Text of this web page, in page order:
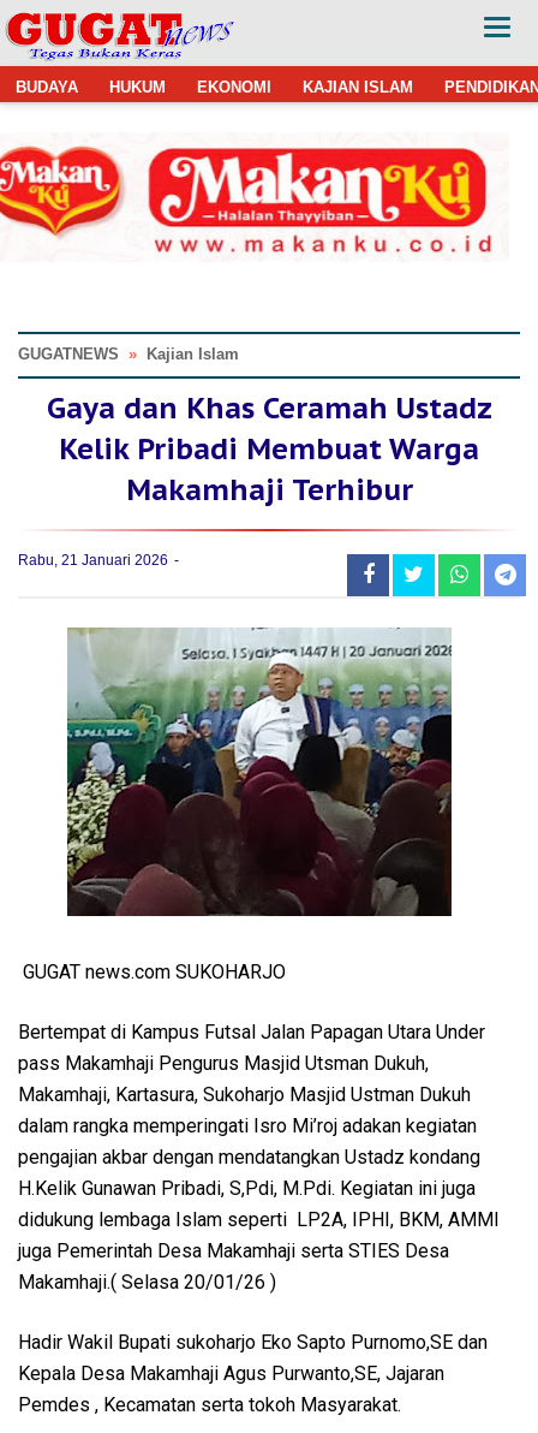
BUDAYA HUKUM EKONOMI KAJIAN ISLAM
GUGATNEWS » Kajian Islam
Gaya dan Khas Ceramah Ustadz
Kelik Pribadi Membuat Warga
Makamhaji Terhibur
Rabu, 21 Januari 2026
GUGAT news.com SUKOHARJO
Bertempat di Kampus Futsal Jalan Papagan Utara Under
pass Makamhaji Pengurus Masjid Utsman Dukuh,
Makamhaji, Kartasura, Sukoharjo Masjid Ustman Dukuh
dalam rangka memperingati Isro Mi’roj adakan kegiatan
pengajian akbar dengan mendatangkan Ustadz kondang
H.Kelik Gunawan Pribadi, S,Pdi, M.Pdi. Kegiatan ini juga
didukung lembaga Islam seperti LP2A, IPHI, BKM, AMMI
juga Pemerintah Desa Makamhaji serta STIES Desa
Makamhaji.( Selasa 20/01/26 )
Hadir Wakil Bupati sukoharjo Eko Sapto Purnomo,SE dan
Kepala Desa Makamhaji Agus Purwanto,SE, Jajaran
Pemdes , Kecamatan serta tokoh Masyarakat.